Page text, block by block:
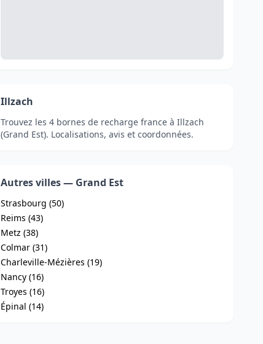
Illzach
Trouvez les 4 bornes de recharge france à Illzach
(Grand Est). Localisations, avis et coordonnées.
Autres villes — Grand Est
Strasbourg (50)
Reims (43)
Metz (38)
Colmar (31)
Charleville-Mézières (19)
Nancy (16)
Troyes (16)
Épinal (14)